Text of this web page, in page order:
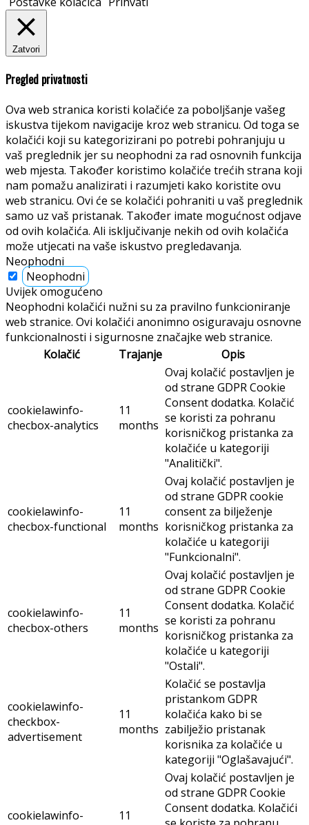
Zatvori
Pregled privatnosti
Ova web stranica koristi kolačiće za poboljšanje vašeg
iskustva tijekom navigacije kroz web stranicu. Od toga se
kolačići koji su kategorizirani po potrebi pohranjuju u
vaš preglednik jer su neophodni za rad osnovnih funkcija
web mjesta. Također koristimo kolačiće trećih strana koji
nam pomažu analizirati i razumjeti kako koristite ovu
web stranicu. Ovi će se kolačići pohraniti u vaš preglednik
samo uz vaš pristanak. Također imate mogućnost odjave
od ovih kolačića. Ali isključivanje nekih od ovih kolačića
može utjecati na vaše iskustvo pregledavanja.
Neophodni
Neophodni
Uvijek omogućeno
Neophodni kolačići nužni su za pravilno funkcioniranje
web stranice. Ovi kolačići anonimno osiguravaju osnovne
funkcionalnosti i sigurnosne značajke web stranice.
Kolačić
Trajanje Opis
cookielawinfo-
checbox-analytics
11
months
Ovaj kolačić postavljen je
od strane GDPR Cookie
Consent dodatka. Kolačić
se koristi za pohranu
korisničkog pristanka za
kolačiće u kategoriji
"Analitički".
cookielawinfo-
checbox-functional
11
months
Ovaj kolačić postavljen je
od strane GDPR cookie
consent za bilježenje
korisničkog pristanka za
kolačiće u kategoriji
"Funkcionalni".
cookielawinfo-
checbox-others
11
months
Ovaj kolačić postavljen je
od strane GDPR Cookie
Consent dodatka. Kolačić
se koristi za pohranu
korisničkog pristanka za
kolačiće u kategoriji
"Ostali".
cookielawinfo-
checkbox-
advertisement
11
months
Kolačić se postavlja
pristankom GDPR
kolačića kako bi se
zabilježio pristanak
korisnika za kolačiće u
kategoriji "Oglašavajući".
cookielawinfo-
11
Ovaj kolačić postavljen je
od strane GDPR Cookie
Consent dodatka. Kolačići